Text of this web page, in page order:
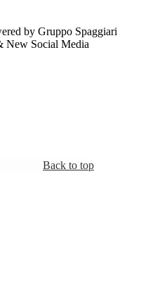
by Gruppo Spaggiari
New Social Media
Back to top